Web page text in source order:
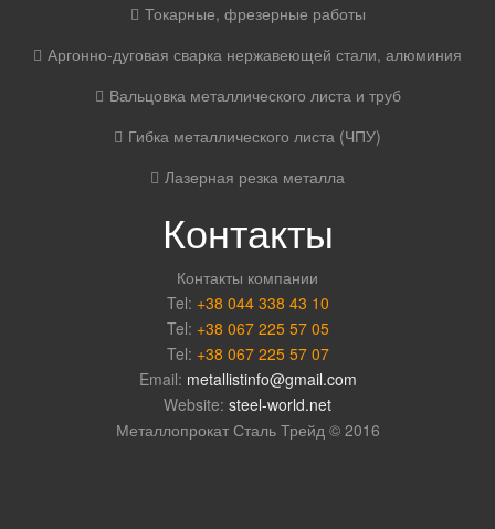
Токарные, фрезерные работы
Аргонно-дуговая сварка нержавеющей стали, алюминия
Вальцовка металлического листа и труб
Гибка металлического листа (ЧПУ)
Лазерная резка металла
Контакты
Контакты компании
Tel: +38 044 338 43 10
Tel: +38 067 225 57 05
Tel: +38 067 225 57 07
Email: metallistinfo@gmail.com
Website: steel-world.net
Металлопрокат Сталь Трейд © 2016